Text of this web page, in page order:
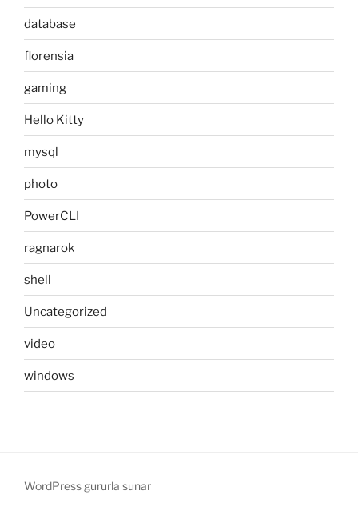
database
florensia
gaming
Hello Kitty
mysql
photo
PowerCLI
ragnarok
shell
Uncategorized
video
windows
WordPress gururla sunar